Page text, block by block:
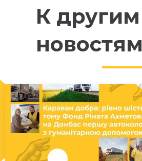
К другим
новостям